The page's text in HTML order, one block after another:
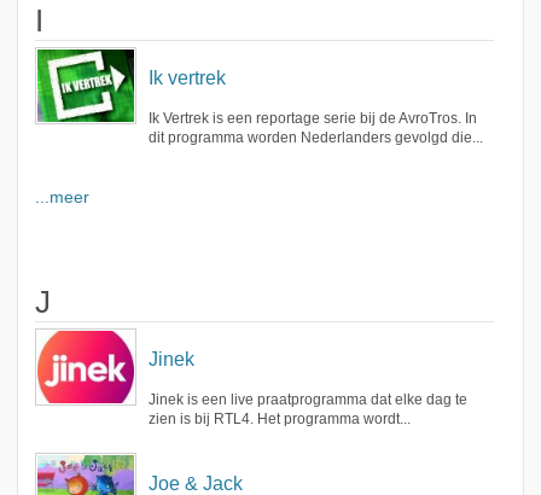
I
Ik vertrek
Ik Vertrek is een reportage serie bij de AvroTros. In
dit programma worden Nederlanders gevolgd die...
...meer
J
Jinek
Jinek is een live praatprogramma dat elke dag te
zien is bij RTL4. Het programma wordt...
Joe & Jack